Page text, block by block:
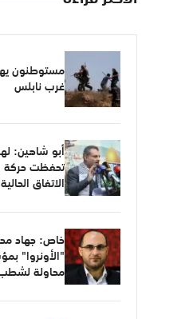
مستوطنون
غرب نابلس
أبو شاهين:
تحفظت حركة
الاتفاق الحالية
خاص: جهاد
"الأونروا"
محاولة لشطب